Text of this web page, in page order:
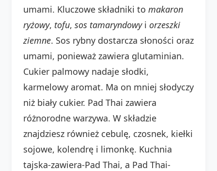
umami. Kluczowe składniki to makaron
ryżowy, tofu, sos tamaryndowyi orzeszki
ziemne. Sos rybny dostarcza słoności oraz
umami, ponieważ zawiera glutaminian.
Cukier palmowy nadaje słodki,
karmelowy aromat. Ma on mniej słodyczy
niż biały cukier. Pad Thai zawiera
różnorodne warzywa. W składzie
znajdziesz również cebulę, czosnek, kiełki
sojowe, kolendrę i limonkę. Kuchnia
tajska-zawiera-Pad Thai, a Pad Thai-